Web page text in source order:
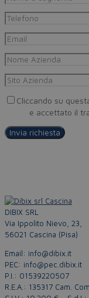
Cliccando su
e accettato il
DIBIX SRL
Via Ippolito Nievo, 23,
56021 Cascina (Pisa)
Email: info@dibix.it
PEC: info@pec.dibix.it
P.I.: 01539220507
R.E.A.: 135317 Cam.